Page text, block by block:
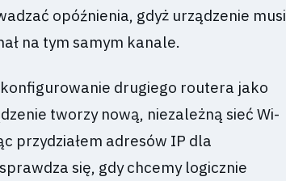
opóźnienia, gdyż urządzenie musi
na tym samym kanale.
drugiego routera jako
tworzy nową, niezależną sieć Wi-
przydziałem adresów IP dla
się, gdy chcemy logicznie